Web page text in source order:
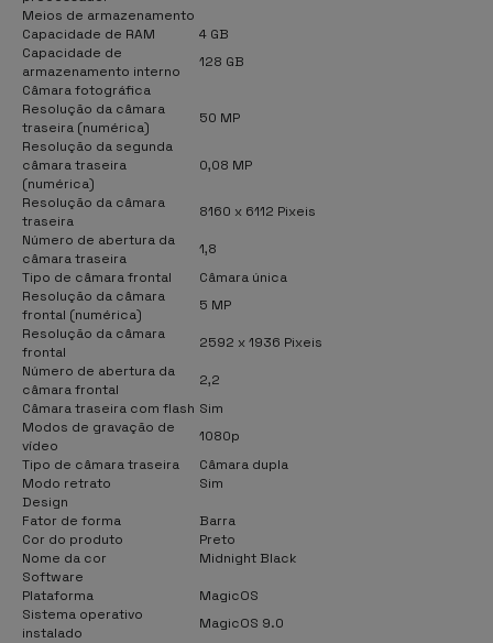
Meios de armazenamento
Capacidade de RAM
4 GB
Capacidade de
armazenamento interno
128 GB
Câmara fotográfica
Resolução da câmara
traseira (numérica)
50 MP
Resolução da segunda
câmara traseira
(numérica)
0,08 MP
Resolução da câmara
traseira
8160 x 6112 Pixeis
Número de abertura da
câmara traseira
1,8
Tipo de câmara frontal
Câmara única
Resolução da câmara
frontal (numérica)
5 MP
Resolução da câmara
frontal
2592 x 1936 Pixeis
Número de abertura da
câmara frontal
2,2
Câmara traseira com flash Sim
Modos de gravação de
vídeo
1080p
Tipo de câmara traseira
Câmara dupla
Modo retrato
Sim
Design
Fator de forma
Barra
Cor do produto
Preto
Nome da cor
Midnight Black
Software
Plataforma
MagicOS
Sistema operativo
instalado
MagicOS 9.0